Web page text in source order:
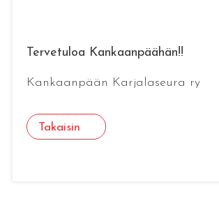
Tervetuloa Kankaanpäähän!!
Kankaanpään
Takaisin